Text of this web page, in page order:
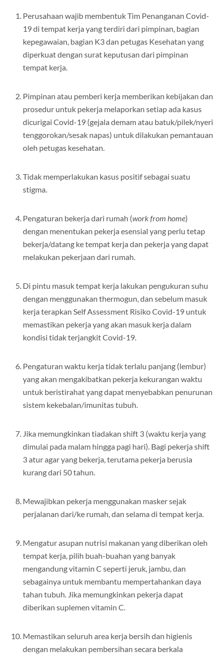
Perusahaan wajib membentuk Tim Penanganan Covid-
19 di tempat kerja yang terdiri dari pimpinan, bagian
kepegawaian, bagian K3 dan petugas Kesehatan yang
diperkuat dengan surat keputusan dari pimpinan
tempat kerja.
Pimpinan atau pemberi kerja memberikan kebijakan dan
prosedur untuk pekerja melaporkan setiap ada kasus
dicurigai Covid-19 (gejala demam atau batuk/pilek/nyeri
tenggorokan/sesak napas) untuk dilakukan pemantauan
oleh petugas kesehatan.
Tidak memperlakukan kasus positif sebagai suatu
stigma.
Pengaturan bekerja dari rumah (work from home)
dengan menentukan pekerja esensial yang perlu tetap
bekerja/datang ke tempat kerja dan pekerja yang dapat
melakukan pekerjaan dari rumah.
Di pintu masuk tempat kerja lakukan pengukuran suhu
dengan menggunakan thermogun, dan sebelum masuk
kerja terapkan Self Assessment Risiko Covid-19 untuk
memastikan pekerja yang akan masuk kerja dalam
kondisi tidak terjangkit Covid-19.
Pengaturan waktu kerja tidak terlalu panjang (lembur)
yang akan mengakibatkan pekerja kekurangan waktu
untuk beristirahat yang dapat menyebabkan penurunan
sistem kekebalan/imunitas tubuh.
Jika memungkinkan tiadakan shift 3 (waktu kerja yang
dimulai pada malam hingga pagi hari). Bagi pekerja shift
3 atur agar yang bekerja, terutama pekerja berusia
kurang dari 50 tahun.
Mewajibkan pekerja menggunakan masker sejak
perjalanan dari/ke rumah, dan selama di tempat kerja.
Mengatur asupan nutrisi makanan yang diberikan oleh
tempat kerja, pilih buah-buahan yang banyak
mengandung vitamin C seperti jeruk, jambu, dan
sebagainya untuk membantu mempertahankan daya
tahan tubuh. Jika memungkinkan pekerja dapat
diberikan suplemen vitamin C.
Memastikan seluruh area kerja bersih dan higienis
dengan melakukan pembersihan secara berkala